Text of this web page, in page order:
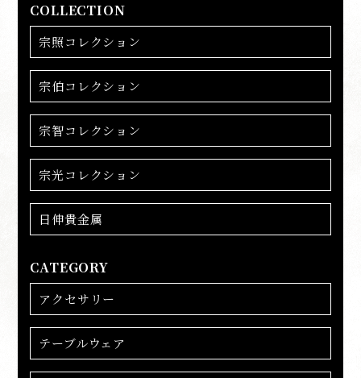
COLLECTION
宗照コレクション
宗伯コレクション
宗智コレクション
宗光コレクション
日伸貴金属
CATEGORY
アクセサリー
テーブルウェア